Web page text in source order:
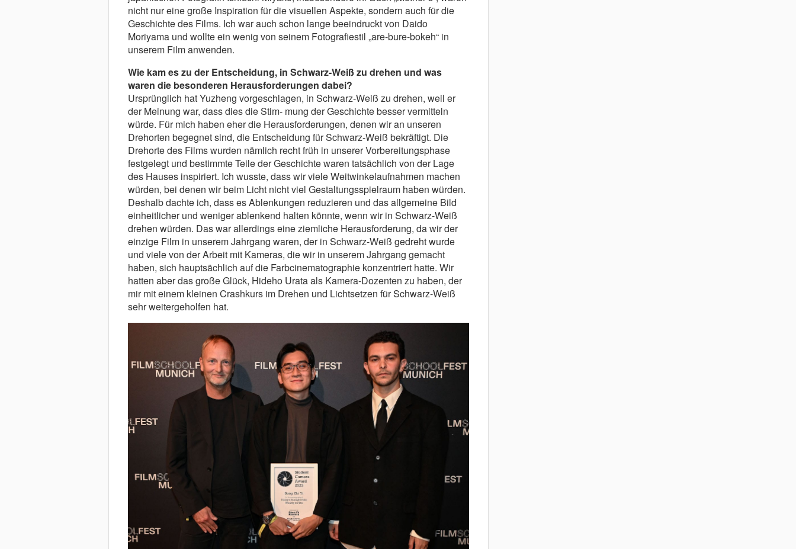
nicht nur eine große Inspiration für die visuellen Aspekte, sondern auch für die
Geschichte des Films. Ich war auch schon lange beeindruckt von Daido
Moriyama und wollte ein wenig von seinem Fotografiestil „are-bure-bokeh“ in
unserem Film anwenden.
Wie kam es zu der Entscheidung, in Schwarz-Weiß zu drehen und was
waren die besonderen Herausforderungen dabei?
Ursprünglich hat Yuzheng vorgeschlagen, in Schwarz-Weiß zu drehen, weil er
der Meinung war, dass dies die Stim- mung der Geschichte besser vermitteln
würde. Für mich haben eher die Herausforderungen, denen wir an unseren
Drehorten begegnet sind, die Entscheidung für Schwarz-Weiß bekräftigt. Die
Drehorte des Films wurden nämlich recht früh in unserer Vorbereitungsphase
festgelegt und bestimmte Teile der Geschichte waren tatsächlich von der Lage
des Hauses inspiriert. Ich wusste, dass wir viele Weitwinkelaufnahmen machen
würden, bei denen wir beim Licht nicht viel Gestaltungsspielraum haben würden.
Deshalb dachte ich, dass es Ablenkungen reduzieren und das allgemeine Bild
einheitlicher und weniger ablenkend halten könnte, wenn wir in Schwarz-Weiß
drehen würden. Das war allerdings eine ziemliche Herausforderung, da wir der
einzige Film in unserem Jahrgang waren, der in Schwarz-Weiß gedreht wurde
und viele von der Arbeit mit Kameras, die wir in unserem Jahrgang gemacht
haben, sich hauptsächlich auf die Farbcinematographie konzentriert hatte. Wir
hatten aber das große Glück, Hideho Urata als Kamera-Dozenten zu haben, der
mir mit einem kleinen Crashkurs im Drehen und Lichtsetzen für Schwarz-Weiß
sehr weitergeholfen hat.